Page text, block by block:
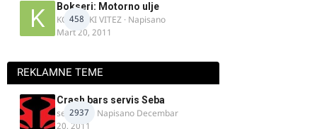
458
Bokseri: Motorno ulje
KOSOVSKI VITEZ · Napisano
Mart 20, 2011
REKLAMNE TEME
2937
Crash bars servis Seba
seba011 · Napisano Decembar
20, 2011